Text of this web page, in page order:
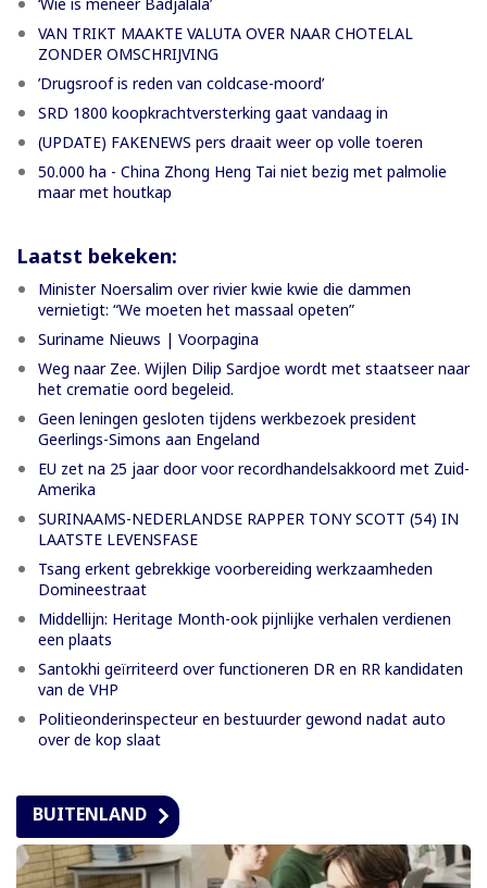
‘Wie is meneer Badjalala’
VAN TRIKT MAAKTE VALUTA OVER NAAR CHOTELAL
ZONDER OMSCHRIJVING
’Drugsroof is reden van coldcase-moord’
SRD 1800 koopkrachtversterking gaat vandaag in
(UPDATE) FAKENEWS pers draait weer op volle toeren
50.000 ha - China Zhong Heng Tai niet bezig met palmolie
maar met houtkap
Laatst bekeken:
Minister Noersalim over rivier kwie kwie die dammen
vernietigt: “We moeten het massaal opeten”
Suriname Nieuws | Voorpagina
Weg naar Zee. Wijlen Dilip Sardjoe wordt met staatseer naar
het crematie oord begeleid.
Geen leningen gesloten tijdens werkbezoek president
Geerlings-Simons aan Engeland
EU zet na 25 jaar door voor recordhandelsakkoord met Zuid-
Amerika
SURINAAMS-NEDERLANDSE RAPPER TONY SCOTT (54) IN
LAATSTE LEVENSFASE
Tsang erkent gebrekkige voorbereiding werkzaamheden
Domineestraat
Middellijn: Heritage Month-ook pijnlijke verhalen verdienen
een plaats
Santokhi geïrriteerd over functioneren DR en RR kandidaten
van de VHP
Politieonderinspecteur en bestuurder gewond nadat auto
over de kop slaat
BUITENLAND